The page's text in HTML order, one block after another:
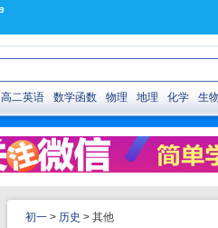
高二英语 数学函数 物理 地理 化学 生
初一 > 历史 > 其他